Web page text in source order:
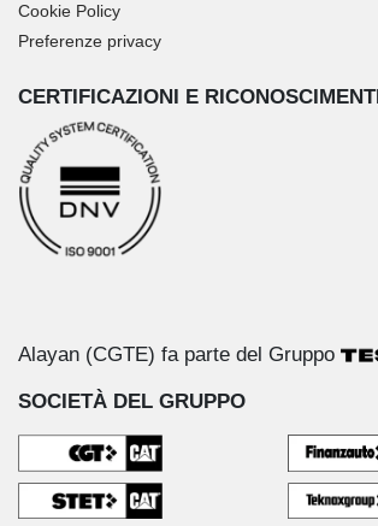
Cookie Policy
Preferenze privacy
CERTIFICAZIONI E RICONOSCIMENTI
Alayan (CGTE) fa parte del Gruppo
SOCIETÀ DEL GRUPPO